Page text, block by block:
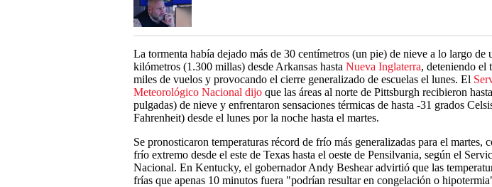
La tormenta había dejado más de 30 centímetros (un pie) de nieve a lo largo de
kilómetros (1.300 millas) desde Arkansas hasta Nueva Inglaterra, deteniendo el
miles de vuelos y provocando el cierre generalizado de escuelas el lunes. El
Meteorológico Nacional dijo que las áreas al norte de Pittsburgh recibieron
pulgadas) de nieve y enfrentaron sensaciones térmicas de hasta -31 grados
Fahrenheit) desde el lunes por la noche hasta el martes.
Se pronosticaron temperaturas récord de frío más generalizadas para el martes,
frío extremo desde el este de Texas hasta el oeste de Pensilvania, según el
Nacional. En Kentucky, el gobernador Andy Beshear advirtió que las
frías que apenas 10 minutos fuera "podrían resultar en congelación o